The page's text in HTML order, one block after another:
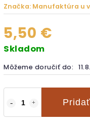
Značka: Manufaktúra u
5,50 €
Skladom
Môžeme doručiť do: